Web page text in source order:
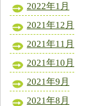
2022年1月
2021年12月
2021年11月
2021年10月
2021年9月
2021年8月